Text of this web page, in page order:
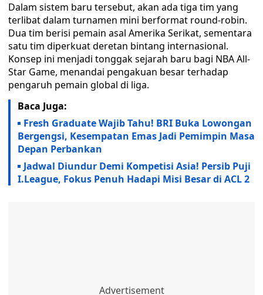
Dalam sistem baru tersebut, akan ada tiga tim yang
terlibat dalam turnamen mini berformat round-robin.
Dua tim berisi pemain asal Amerika Serikat, sementara
satu tim diperkuat deretan bintang internasional.
Konsep ini menjadi tonggak sejarah baru bagi NBA All-
Star Game, menandai pengakuan besar terhadap
pengaruh pemain global di liga.
Baca Juga:
Fresh Graduate Wajib Tahu! BRI Buka Lowongan
Bergengsi, Kesempatan Emas Jadi Pemimpin Masa
Depan Perbankan
Jadwal Diundur Demi Kompetisi Asia! Persib Puji
I.League, Fokus Penuh Hadapi Misi Besar di ACL 2